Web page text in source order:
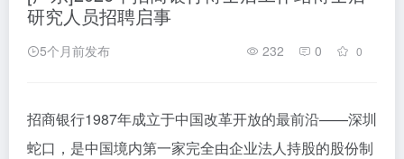
研究人员招聘启事
5个月前发布 232 0 0
招商银行1987年成立于中国改革开放的最前沿——深圳
蛇口，是中国境内第一家完全由企业法人持股的股份制